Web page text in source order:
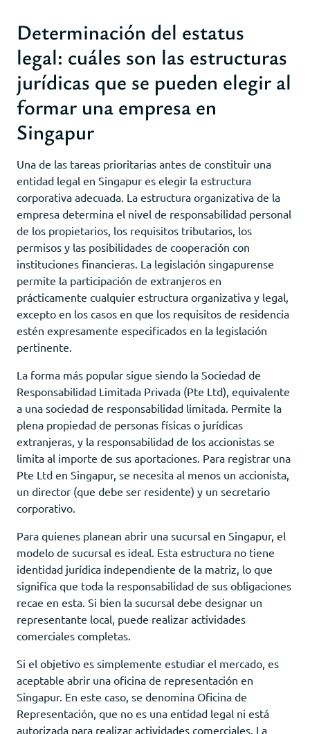
Determinación del estatus
legal: cuáles son las estructuras
jurídicas que se pueden elegir al
formar una empresa en
Singapur
Una de las tareas prioritarias antes de constituir una
entidad legal en Singapur es elegir la estructura
corporativa adecuada. La estructura organizativa de la
empresa determina el nivel de responsabilidad personal
de los propietarios, los requisitos tributarios, los
permisos y las posibilidades de cooperación con
instituciones financieras. La legislación singapurense
permite la participación de extranjeros en
prácticamente cualquier estructura organizativa y legal,
excepto en los casos en que los requisitos de residencia
estén expresamente especificados en la legislación
pertinente.
La forma más popular sigue siendo la Sociedad de
Responsabilidad Limitada Privada (Pte Ltd), equivalente
a una sociedad de responsabilidad limitada. Permite la
plena propiedad de personas físicas o jurídicas
extranjeras, y la responsabilidad de los accionistas se
limita al importe de sus aportaciones. Para registrar una
Pte Ltd en Singapur, se necesita al menos un accionista,
un director (que debe ser residente) y un secretario
corporativo.
Para quienes planean abrir una sucursal en Singapur, el
modelo de sucursal es ideal. Esta estructura no tiene
identidad jurídica independiente de la matriz, lo que
significa que toda la responsabilidad de sus obligaciones
recae en esta. Si bien la sucursal debe designar un
representante local, puede realizar actividades
comerciales completas.
Si el objetivo es simplemente estudiar el mercado, es
aceptable abrir una oficina de representación en
Singapur. En este caso, se denomina Oficina de
Representación, que no es una entidad legal ni está
autorizada para realizar actividades comerciales. La